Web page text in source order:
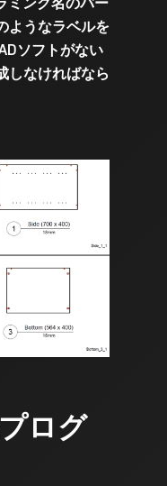
ようなラベルを
ソフトがない
しなければなら
ログ